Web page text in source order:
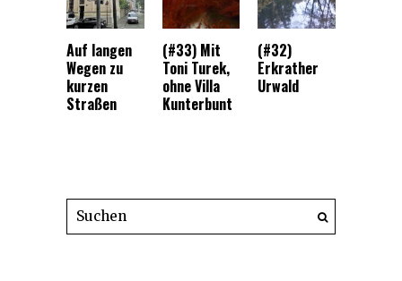
Auf langen
Wegen zu
kurzen
Straßen
(#33) Mit
Toni Turek,
ohne Villa
Kunterbunt
(#32)
Erkrather
Urwald